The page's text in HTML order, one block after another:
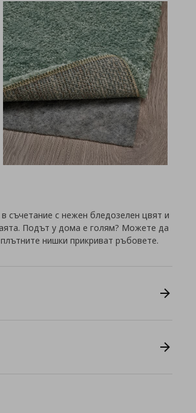
съчетание с нежен бледозелен цвят и
Подът у дома е голям? Можете да
нишки прикриват ръбовете.